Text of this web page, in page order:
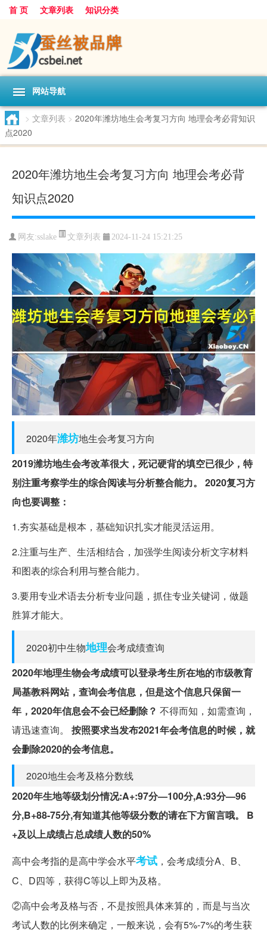
首 页 文章列表 知识分类
网站导航
> 文章列表 > 2020年潍坊地生会考复习方向 地理会考必背知识
点2020
2020年潍坊地生会考复习方向 地理会考必背
知识点2020
网友:sslake 文章列表 2024-11-24 15:21:25
2020年潍坊地生会考复习方向
2019潍坊地生会考改革很大，死记硬背的填空已很少，特
别注重考察学生的综合阅读与分析整合能力。
2020复习方
向也要调整：
1.夯实基础是根本，基础知识扎实才能灵活运用。
2.注重与生产、生活相结合，加强学生阅读分析文字材料
和图表的综合利用与整合能力。
3.要用专业术语去分析专业问题，抓住专业关键词，做题
胜算才能大。
2020初中生物地理会考成绩查询
2020年地理生物会考成绩可以登录考生所在地的市级教育
局基教科网站，查询会考信息，但是这个信息只保留一
年，2020年信息会不会已经删除？ 不得而知，如需查询，
请迅速查询。 按照要求当发布2021年会考信息的时候，就
会删除2020的会考信息。
2020地生会考及格分数线
2020年生地等级划分情况:A+:97分—100分,A:93分—96
分,B+88-75分,有知道其他等级分数的请在下方留言哦。
B
+及以上成绩占总成绩人数的50%
高中会考指的是高中学会水平考试 ，会考成绩分A、B、
C、D四等，获得C等以上即为及格。
②高中会考及格与否，不是按照具体来算的，而是与当次
考试人数的比例来确定，一般来说，会有5%-7%的考生获